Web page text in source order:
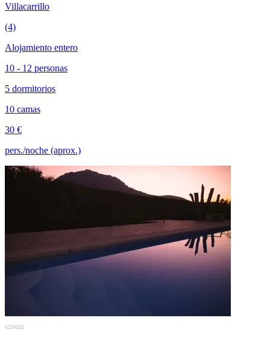
Villacarrillo
(4)
Alojamiento entero
10 - 12 personas
5 dormitorios
10 camas
30 €
pers./noche (aprox.)